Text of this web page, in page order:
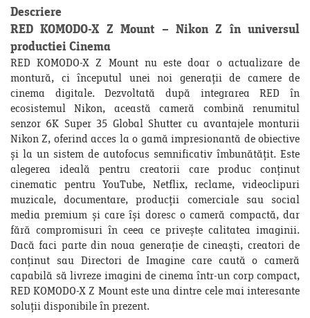
Descriere
RED KOMODO-X Z Mount – Nikon Z în universul
productiei Cinema
RED KOMODO-X Z Mount nu este doar o actualizare de
montură, ci începutul unei noi generații de camere de
cinema digitale. Dezvoltată după integrarea RED în
ecosistemul Nikon, această cameră combină renumitul
senzor 6K Super 35 Global Shutter cu avantajele monturii
Nikon Z, oferind acces la o gamă impresionantă de obiective
și la un sistem de autofocus semnificativ îmbunătățit. Este
alegerea ideală pentru creatorii care produc conținut
cinematic pentru YouTube, Netflix, reclame, videoclipuri
muzicale, documentare, producții comerciale sau social
media premium și care își doresc o cameră compactă, dar
fără compromisuri în ceea ce privește calitatea imaginii.
Dacă faci parte din noua generație de cineaști, creatori de
conținut sau Directori de Imagine care caută o cameră
capabilă să livreze imagini de cinema într-un corp compact,
RED KOMODO-X Z Mount este una dintre cele mai interesante
soluții disponibile în prezent.